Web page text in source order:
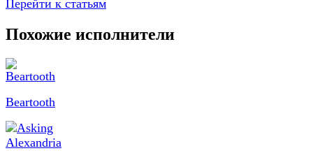
Перейти к статьям
Похожие исполнители
Beartooth